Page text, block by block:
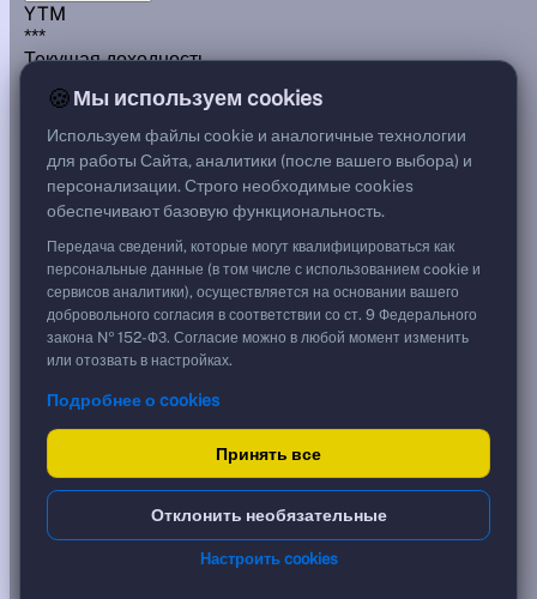
YTM
***
Текущая доходность
G спред
74,30 %
743,00 ₽
Срок, лет
3,21
Дюрация, лет
3,21
Рейтинг
AA
Тип
Флоатер
Доходность и цена
YTM эффективная ?
🍪Мы используем cookies
Используем файлы cookie и аналогичные технологии
для работы Сайта, аналитики (после вашего выбора) и
персонализации. Строго необходимые cookies
обеспечивают базовую функциональность.
Передача сведений, которые могут квалифицироваться как
персональные данные (в том числе с использованием cookie и
сервисов аналитики), осуществляется на основании вашего
добровольного согласия в соответствии со ст. 9 Федерального
закона № 152-ФЗ. Согласие можно в любой момент изменить
или отозвать в настройках.
Подробнее о cookies
Принять все
Отклонить необязательные
Настроить cookies